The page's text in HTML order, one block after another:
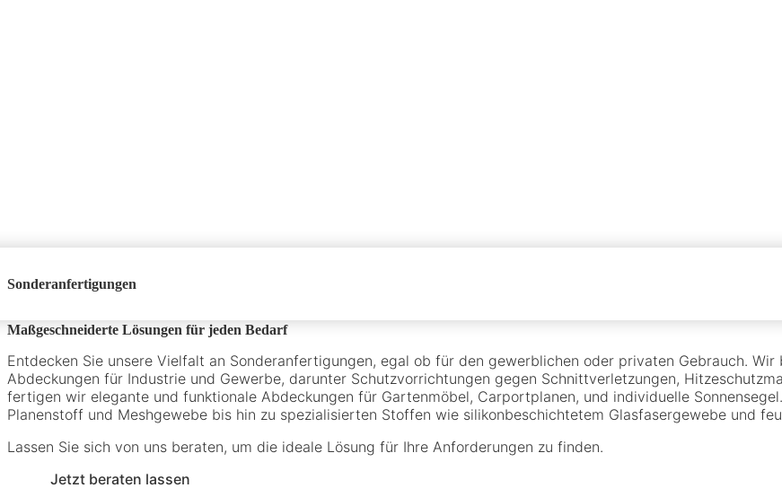
Sonderanfertigungen
Maßgeschneiderte Lösungen für jeden Bedarf
Entdecken Sie unsere Vielfalt an Sonderanfertigungen, egal ob für den gewerblichen oder privaten Gebrauch.
Abdeckungen für Industrie und Gewerbe, darunter Schutzvorrichtungen gegen Schnittverletzungen,
fertigen wir elegante und funktionale Abdeckungen für Gartenmöbel, Carportplanen, und individuelle
Planenstoff und Meshgewebe bis hin zu spezialisierten Stoffen wie silikonbeschichtetem Glasfasergewebe und
Lassen Sie sich von uns beraten, um die ideale Lösung für Ihre Anforderungen zu finden.
Jetzt beraten lassen